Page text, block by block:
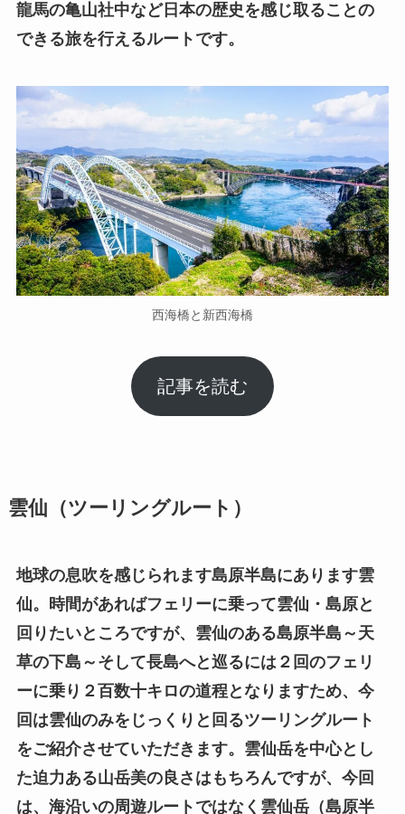
龍馬の亀山社中など日本の歴史を感じ取ることの
できる旅を行えるルートです。
西海橋と新西海橋
記事を読む
雲仙（ツーリングルート）
地球の息吹を感じられます島原半島にあります雲
仙。時間があればフェリーに乗って雲仙・島原と
回りたいところですが、雲仙のある島原半島～天
草の下島～そして長島へと巡るには２回のフェリ
ーに乗り２百数十キロの道程となりますため、今
回は雲仙のみをじっくりと回るツーリングルート
をご紹介させていただきます。雲仙岳を中心とし
た迫力ある山岳美の良さはもちろんですが、今回
は、海沿いの周遊ルートではなく雲仙岳（島原半